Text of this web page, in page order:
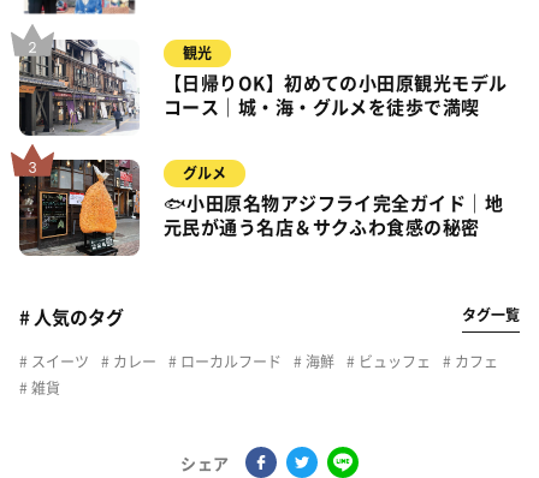
観光
【日帰りOK】初めての小田原観光モデル
コース｜城・海・グルメを徒歩で満喫
グルメ
🐟小田原名物アジフライ完全ガイド｜地
元民が通う名店＆サクふわ食感の秘密
# 人気のタグ タグ一覧
スイーツ カレー ローカルフード 海鮮 ビュッフェ
カフェ
雑貨
シェア